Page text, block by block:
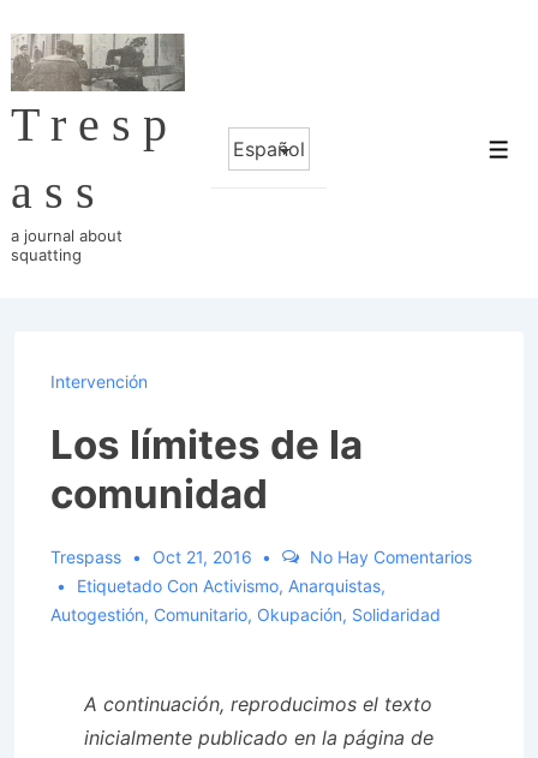
Saltar
al
contenido
Tresp
ass
a journal about
squatting
Elegir
un
Intervención
Los límites de la
comunidad
Trespass Oct 21, 2016
No Hay Comentarios
Etiquetado Con Activismo, Anarquistas,
Autogestión, Comunitario, Okupación, Solidaridad
A continuación, reproducimos el texto
inicialmente publicado en la página de